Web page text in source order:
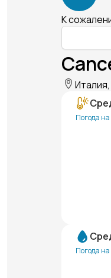
К
Погода на
Погода на